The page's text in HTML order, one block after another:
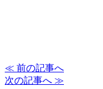
≪ 前の記事へ
次の記事へ ≫